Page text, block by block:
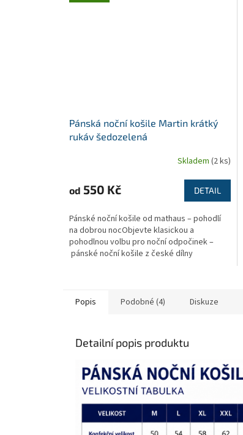
Pánská noční košile Martin krátký
rukáv šedozelená
Skladem (2 ks)
od 550 Kč DETAIL
Pánské noční košile od mathaus – pohodlí
na dobrou nocObjevte klasickou a
pohodlnou volbu pro noční odpočinek –
pánské noční košile z české dílny
Popis Podobné (4) Diskuze
Detailní popis produktu